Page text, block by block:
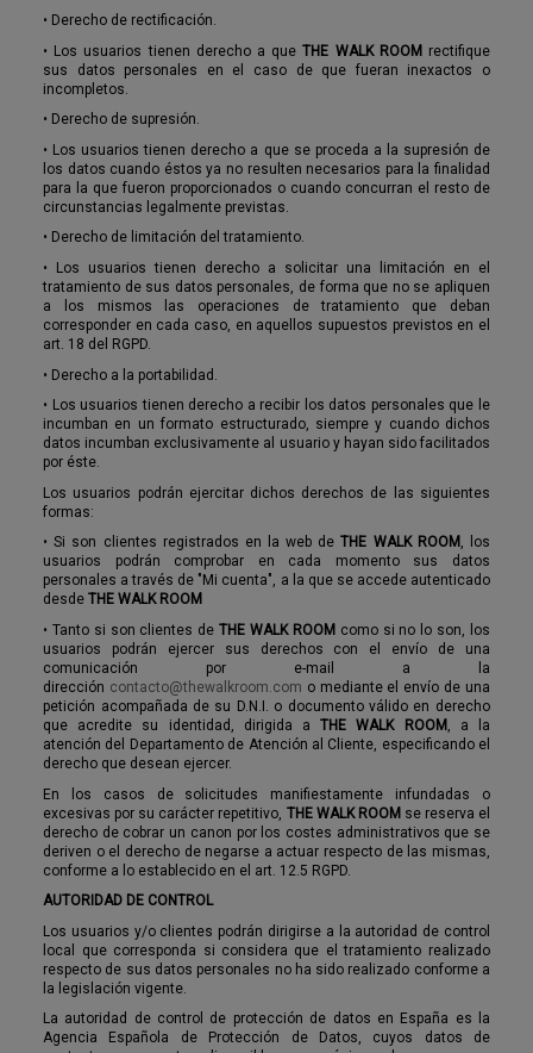
• Derecho de rectificación.
• Los usuarios tienen derecho a queTHE WALK ROOM rectifique
sus datos personales en el caso de que fueran inexactos o
incompletos.
• Derecho de supresión.
• Los usuarios tienen derecho a que se proceda a la supresión de
los datos cuando éstos ya no resulten necesarios para la finalidad
para la que fueron proporcionados o cuando concurran el resto de
circunstancias legalmente previstas.
• Derecho de limitación del tratamiento.
•
Los usuarios tienen derecho a solicitar una limitación en el
tratamiento de sus datos personales, de forma que no se apliquen
a los mismos las operaciones de tratamiento que deban
corresponder en cada caso, en aquellos supuestos previstos en el
art. 18 del RGPD.
• Derecho a la portabilidad.
• Los usuarios tienen derecho a recibir los datos personales que le
incumban en un formato estructurado, siempre y cuando dichos
datos incumban exclusivamente al usuario y hayan sido facilitados
por éste.
Los usuarios podrán ejercitar dichos derechos de las siguientes
formas:
• Si son clientes registrados en la web deTHE WALK ROOM , los
usuarios podrán comprobar en cada momento sus datos
personales a través de "Mi cuenta", a la que se accede autenticado
desde THE WALK ROOM
• Tanto si son clientes deTHE WALK ROOM como si no lo son, los
usuarios podrán ejercer sus derechos con el envío de una
comunicación por e-mail a la
dirección contacto@thewalkroom.com o mediante el envío de una
petición acompañada de su D.N.I. o documento válido en derecho
que acredite su identidad, dirigida aTHE WALK ROOM , a la
atención del Departamento de Atención al Cliente, especificando el
derecho que desean ejercer.
En los casos de solicitudes manifiestamente infundadas o
excesivas por su carácter repetitivo, THE WALK ROOM se reserva el
derecho de cobrar un canon por los costes administrativos que se
deriven o el derecho de negarse a actuar respecto de las mismas,
conforme a lo establecido en el art. 12.5 RGPD.
AUTORIDAD DE CONTROL
Los usuarios y/o clientes podrán dirigirse a la autoridad de control
local que corresponda si considera que el tratamiento realizado
respecto de sus datos personales no ha sido realizado conforme a
la legislación vigente.
La autoridad de control de protección de datos en España es la
Agencia Española de Protección de Datos, cuyos datos de